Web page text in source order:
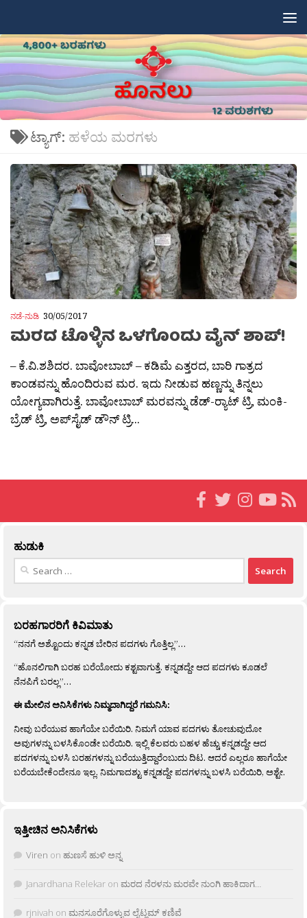
ಟ್ಯಾಗ್: ಹಳೆಯ ಮರಗಳು
ನಡೆ-ನುಡಿ 30/05/2017
ಮರದ ಟೊಳ್ಳಿನ ಒಳಗೊಂದು ವೈನ್ ಶಾಪ್!
– ಕೆ.ವಿ.ಶಶಿದರ. ಬಾವೋಬಾಬ್ – ಕಡಿಮೆ ಎತ್ತರದ, ಬಾರಿ ಗಾತ್ರದ
ಕಾಂಡವನ್ನು ಹೊಂದಿರುವ ಮರ. ಇದು ನೀಡುವ ಹಣ್ಣನ್ನು ತಿನ್ನಲು
ಯೋಗ್ಯವಾಗಿರುತ್ತೆ. ಬಾವೋಬಾಬ್ ಮರವನ್ನು ಡೆಡ್-ರ‍್ಯಾಟ್ ಟ್ರಿ, ಮಂಕಿ-
ಬ್ರೆಡ್ ಟ್ರಿ, ಅಪ್‍ಸೈಡ್ ಡೌನ್ ಟ್ರಿ...
ಹುಡುಕಿ
Search
ಬರಹಗಾರರಿಗೆ ಕಿವಿಮಾತು
“ನನಗೆ ಅಶ್ಟೊಂದು ಕನ್ನಡ ಬೇರಿನ ಪದಗಳು ಗೊತ್ತಿಲ್ಲ”…
“ಹೊನಲಿಗಾಗಿ ಬರಹ ಬರೆಯೋದು ಕಶ್ಟವಾಗುತ್ತೆ. ಕನ್ನಡದ್ದೇ ಆದ ಪದಗಳು ಕೂಡಲೆ
ನೆನಪಿಗೆ ಬರಲ್ಲ”…
ಈ ಮೇಲಿನ ಅನಿಸಿಕೆಗಳು ನಿಮ್ಮದಾಗಿದ್ದರೆ ಗಮನಿಸಿ:
ನೀವು ಬರೆಯುವ ಹಾಗೆಯೇ ಬರೆಯಿರಿ. ನಿಮಗೆ ಯಾವ ಪದಗಳು ತೋಚುವುದೋ
ಅವುಗಳನ್ನು ಬಳಸಿಕೊಂಡೇ ಬರೆಯಿರಿ. ಇಲ್ಲಿ ಕೆಲವರು ಬಹಳ ಹೆಚ್ಚು ಕನ್ನಡದ್ದೇ ಆದ
ಪದಗಳನ್ನು ಬಳಸಿ ಬರಹಗಳನ್ನು ಬರೆಯುತ್ತಿದ್ದಾರೆಂಬುದು ದಿಟ. ಆದರೆ ಎಲ್ಲರೂ ಹಾಗೆಯೇ
ಬರೆಯಬೇಕೆಂದೇನೂ ಇಲ್ಲ. ನಿಮಗಾದಶ್ಟು ಕನ್ನಡದ್ದೇ ಪದಗಳನ್ನು ಬಳಸಿ ಬರೆಯಿರಿ, ಅಶ್ಟೇ.
ಇತ್ತೀಚಿನ ಅನಿಸಿಕೆಗಳು
Viren on ಹುಣಸೆ ಹುಳಿ ಅನ್ನ
Janardhana Relekar on ಮರದ ನೆರಳನು ಮರವೇ ನುಂಗಿ ಹಾಕಿದಾಗ…
rjnivah on ಮನಸೂರೆಗೊಳ್ಳುವ ಲೈಟ್ಲಮ್ ಕಣಿವೆ